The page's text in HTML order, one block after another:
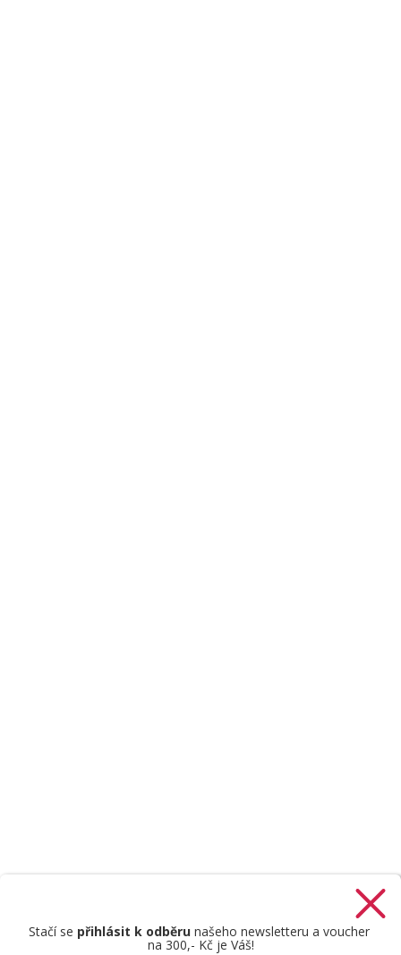
Stačí se přihlásit k odběrunašeho newsletteru a voucher
na 300,- Kč je Váš!